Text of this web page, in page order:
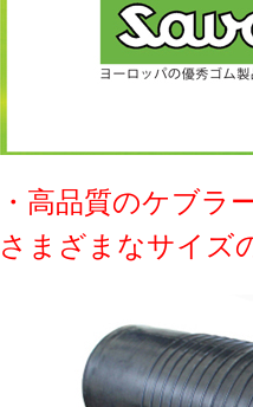
・高品質のケブラ
さまざまなサイズ